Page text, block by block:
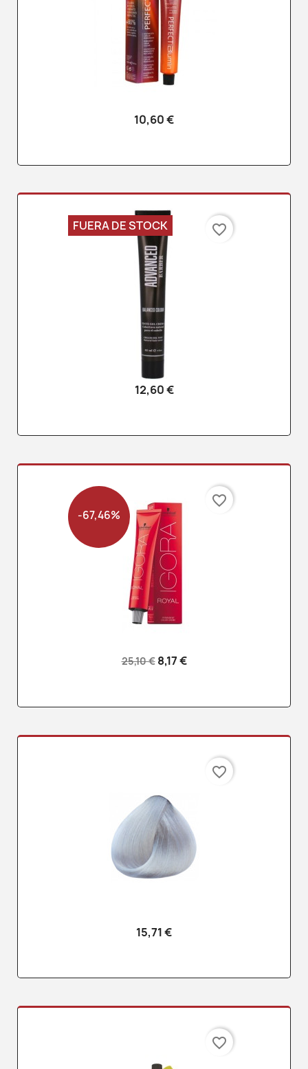
10,60 €
12,60 €
FUERA DE STOCK favorite_border
25,10 € 8,17 €
-67,46%
favorite_border
15,71 €
favorite_border
favorite_border